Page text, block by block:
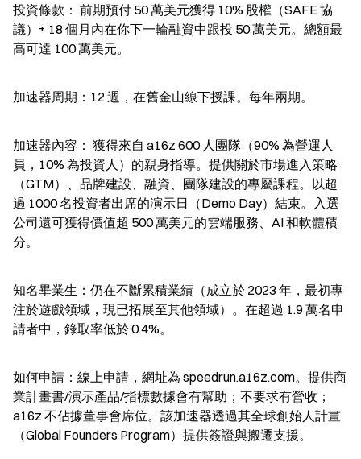
投資條款： 前期預付 50 萬美元獲得 10% 股權（SAFE 協
議）+ 18 個月內在你下一輪融資中跟投 50 萬美元。總額最
高可達 100 萬美元。
加速器周期：12 週，在舊金山線下授課。每年兩期。
加速器內容： 獲得來自 a16z 600 人團隊（90% 為營運人
員，10% 為投資人）的親身指導。提供關於市場進入策略
（GTM）、品牌建設、融資、團隊建設的專屬課程。以超
過 1000 名投資者出席的演示日（Demo Day）結束。入選
公司還可獲得價值超 500 萬美元的雲端服務、AI 和軟體積
分。
知名畢業生：仍在不斷累積業績（成立於 2023 年，最初專
注於遊戲領域，現已拓展至其他領域）。在超過 1.9 萬名申
請者中，錄取率低於 0.4%。
如何申請：線上申請，網址為 speedrun.a16z.com。提供商
業計畫書/演示產品/指標數據會有幫助；不要求有營收；
a16z 不佔據董事會席位。該加速器透過其全球創始人計畫
（Global Founders Program）提供簽證與搬遷支援。